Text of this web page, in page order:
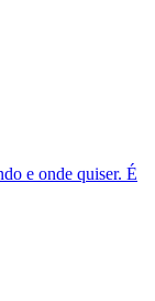
e onde quiser. É